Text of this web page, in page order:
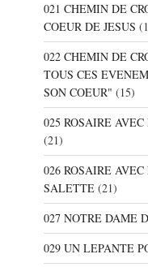
021 CHEMIN DE
COEUR DE JESUS
022 CHEMIN DE
TOUS CES
SON COEUR" (15)
025 ROSAIRE
(21)
026 ROSAIRE
SALETTE(21)
027 NOTRE DAME
029 UN LEPANTE